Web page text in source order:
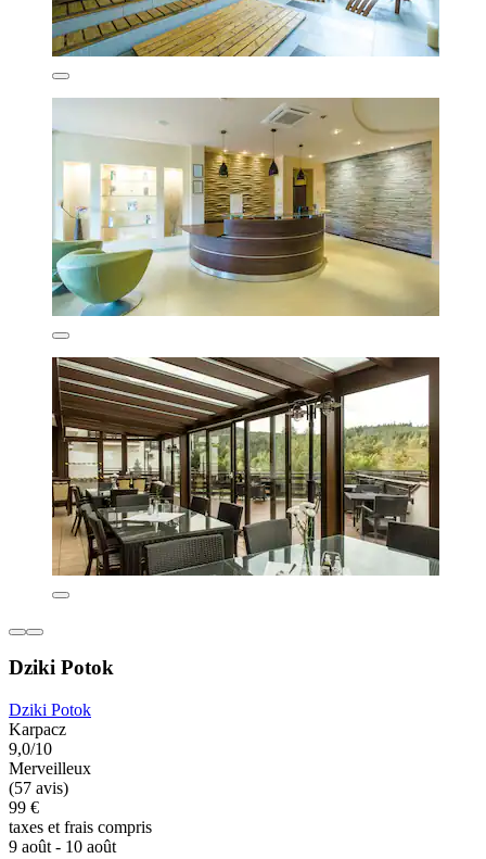
Dziki Potok
Dziki Potok
Karpacz
9,0/10
Merveilleux
(57 avis)
99 €
taxes et frais compris
9 août - 10 août